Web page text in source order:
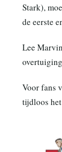
Stark),
de eerste
Lee
Voor fans
tijdloos